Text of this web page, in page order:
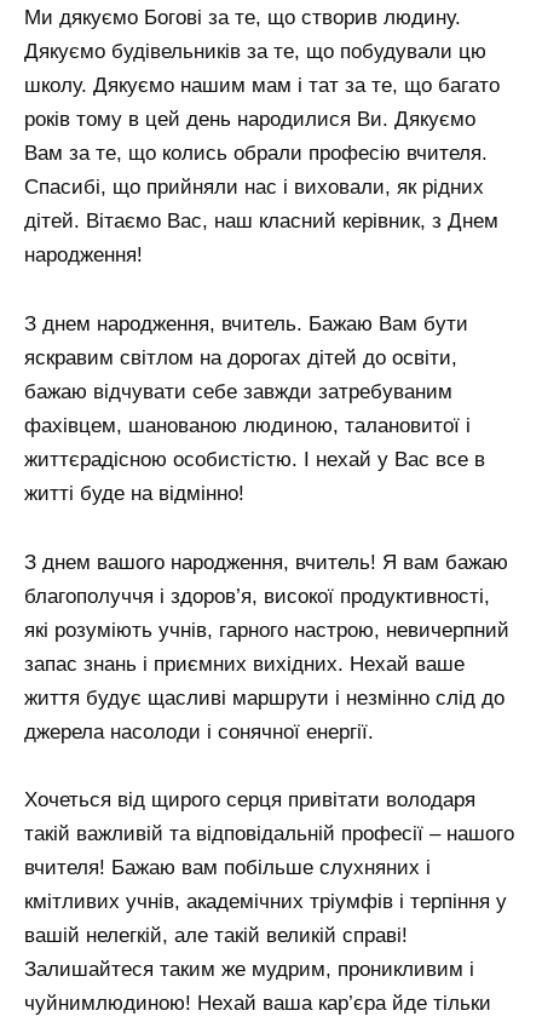
Ми дякуємо Богові за те, що створив людину.
Дякуємо будівельників за те, що побудували цю
школу. Дякуємо нашим мам і тат за те, що багато
років тому в цей день народилися Ви. Дякуємо
Вам за те, що колись обрали професію вчителя.
Спасибі, що прийняли нас і виховали, як рідних
дітей. Вітаємо Вас, наш класний керівник, з Днем
народження!
З днем ​​народження, вчитель. Бажаю Вам бути
яскравим світлом на дорогах дітей до освіти,
бажаю відчувати себе завжди затребуваним
фахівцем, шанованою людиною, талановитої і
життєрадісною особистістю. І нехай у Вас все в
житті буде на відмінно!
З днем ​​вашого народження, вчитель! Я вам бажаю
благополуччя і здоров’я, високої продуктивності,
які розуміють учнів, гарного настрою, невичерпний
запас знань і приємних вихідних. Нехай ваше
життя будує щасливі маршрути і незмінно слід до
джерела насолоди і сонячної енергії.
Хочеться від щирого серця привітати володаря
такій важливій та відповідальній професії – нашого
вчителя! Бажаю вам побільше слухняних і
кмітливих учнів, академічних тріумфів і терпіння у
вашій нелегкій, але такій великій справі!
Залишайтеся таким же мудрим, проникливим і
чуйнимлюдиною! Нехай ваша кар’єра йде тільки